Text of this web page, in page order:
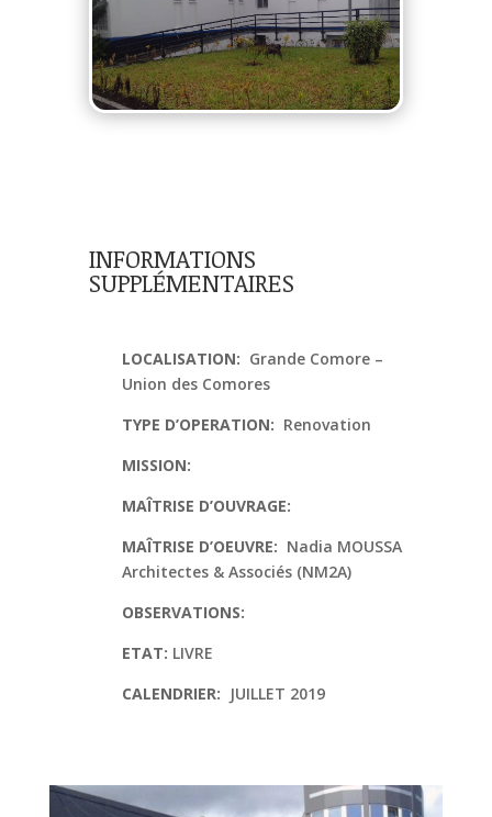
INFORMATIONS
SUPPLÉMENTAIRES
LOCALISATION: Grande Comore –
Union des Comores
TYPE D’OPERATION: Renovation
MISSION:
MAÎTRISE D’OUVRAGE:
MAÎTRISE D’OEUVRE: Nadia MOUSSA
Architectes & Associés (NM2A)
OBSERVATIONS:
ETAT: LIVRE
CALENDRIER: JUILLET 2019